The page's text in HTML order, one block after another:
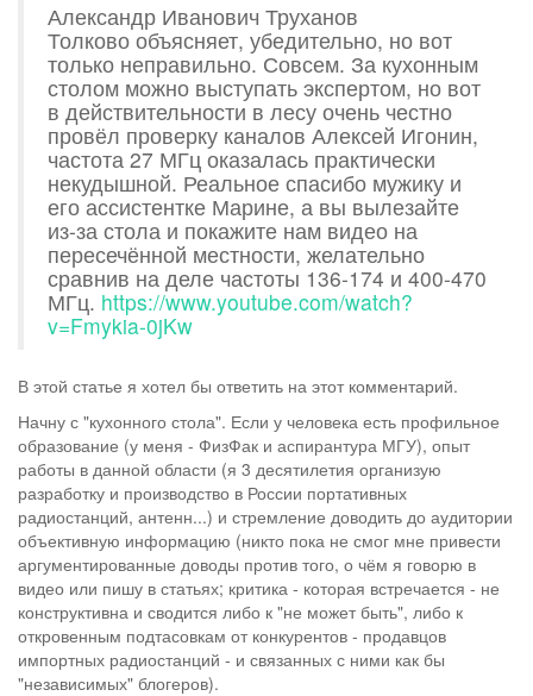
Александр Иванович Труханов
Толково объясняет, убедительно, но вот
только неправильно. Совсем. За кухонным
столом можно выступать экспертом, но вот
в действительности в лесу очень честно
провёл проверку каналов Алексей Игонин,
частота 27 МГц оказалась практически
некудышной. Реальное спасибо мужику и
его ассистентке Марине, а вы вылезайте
из-за стола и покажите нам видео на
пересечённой местности, желательно
сравнив на деле частоты 136-174 и 400-470
МГц. https://www.youtube.com/watch?
v=Fmykia-0jKw
В этой статье я хотел бы ответить на этот комментарий.
Начну с "кухонного стола". Если у человека есть профильное
образование (у меня - ФизФак и аспирантура МГУ), опыт
работы в данной области (я 3 десятилетия организую
разработку и производство в России портативных
радиостанций, антенн...) и стремление доводить до аудитории
объективную информацию (никто пока не смог мне привести
аргументированные доводы против того, о чём я говорю в
видео или пишу в статьях; критика - которая встречается - не
конструктивна и сводится либо к "не может быть", либо к
откровенным подтасовкам от конкурентов - продавцов
импортных радиостанций - и связанных с ними как бы
"независимых" блогеров).